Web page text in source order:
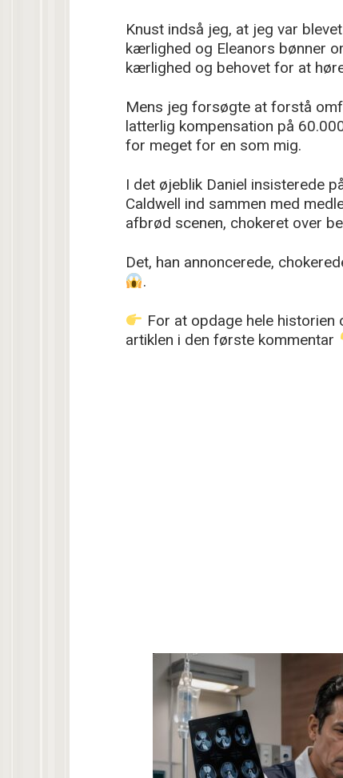
Knust indså jeg, at jeg var
kærlighed og Eleanors bønner
kærlighed og behovet for at
Mens jeg forsøgte at forstå
latterlig kompensation på
for meget for en som mig.
I det øjeblik Daniel insisterede
Caldwell ind sammen med
afbrød scenen, chokeret over
Det, han annoncerede,
.
For at opdage hele
artiklen i den første kommentar